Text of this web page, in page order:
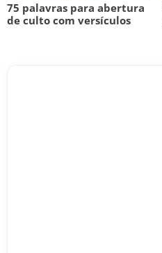
75 palavras para abertura
de culto com versículos